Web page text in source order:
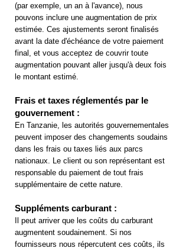
(par exemple, un an à l'avance), nous
pouvons inclure une augmentation de prix
estimée. Ces ajustements seront finalisés
avant la date d'échéance de votre paiement
final, et vous acceptez de couvrir toute
augmentation pouvant aller jusqu'à deux fois
le montant estimé.
Frais et taxes réglementés par le
gouvernement :
En Tanzanie, les autorités gouvernementales
peuvent imposer des changements soudains
dans les frais ou taxes liés aux parcs
nationaux. Le client ou son représentant est
responsable du paiement de tout frais
supplémentaire de cette nature.
Suppléments carburant :
Il peut arriver que les coûts du carburant
augmentent soudainement. Si nos
fournisseurs nous répercutent ces coûts, ils